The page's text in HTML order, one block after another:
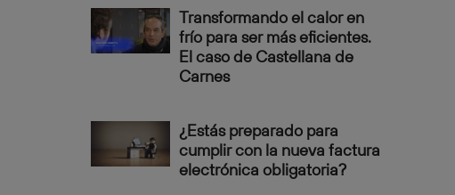
Transformando el calor en
frío para ser más eficientes.
El caso de Castellana de
Carnes
¿Estás preparado para
cumplir con la nueva factura
electrónica obligatoria?